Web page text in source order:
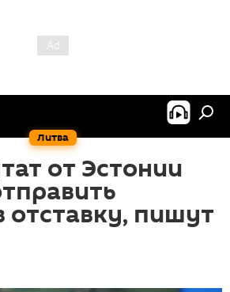
Литва
от Эстонии
отставку, пишут